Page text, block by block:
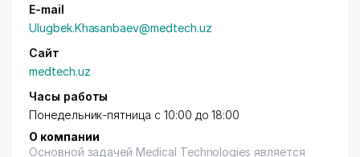
E-mail
Ulugbek.Khasanbaev@medtech.uz
Сайт
medtech.uz
Часы работы
Понедельник-пятница с 10:00 до 18:00
О компании
Основной задачей Medical Technologies является